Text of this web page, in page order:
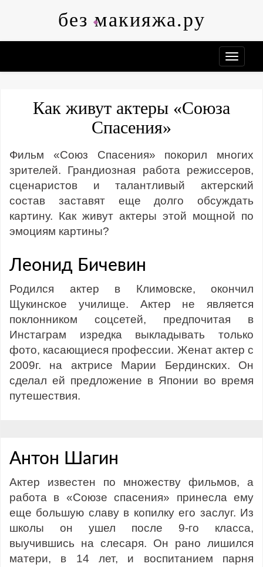
без макияжа.ру
Как живут актеры «Союза
Спасения»
Фильм «Союз Спасения» покорил многих
зрителей. Грандиозная работа режиссеров,
сценаристов и талантливый актерский
состав заставят еще долго обсуждать
картину. Как живут актеры этой мощной по
эмоциям картины?
Леонид Бичевин
Родился актер в Климовске, окончил
Щукинское училище. Актер не является
поклонником соцсетей, предпочитая в
Инстаграм изредка выкладывать только
фото, касающиеся профессии. Женат актер с
2009г. на актрисе Марии Бердинских. Он
сделал ей предложение в Японии во время
путешествия.
Антон Шагин
Актер известен по множеству фильмов, а
работа в «Союзе спасения» принесла ему
еще большую славу в копилку его заслуг. Из
школы он ушел после 9-го класса,
выучившись на слесаря. Он рано лишился
матери, в 14 лет, и воспитанием парня